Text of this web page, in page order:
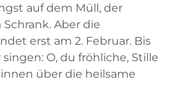
auf dem Müll, der
Aber die
erst am 2. Februar. Bis
O, du fröhliche, Stille
über die heilsame